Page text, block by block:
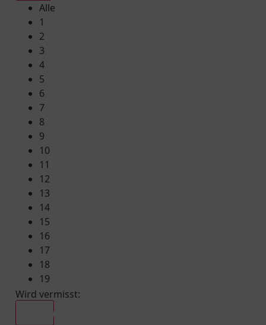
Alle
1
2
3
4
5
6
7
8
9
10
11
12
13
14
15
16
17
18
19
Wird vermisst: